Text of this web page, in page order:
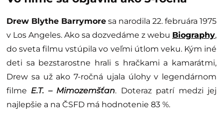
Drew Blythe Barrymore sa narodila 22. februára 1975
v Los Angeles. Ako sa dozvedáme z webu Biography,
do sveta filmu vstúpila vo veľmi útlom veku. Kým iné
deti sa bezstarostne hrali s hračkami a kamarátmi,
Drew sa už ako 7-ročná ujala úlohy v legendárnom
filme E.T. – Mimozemšťan. Doteraz patrí medzi jej
najlepšie a na ČSFD má hodnotenie 83 %.